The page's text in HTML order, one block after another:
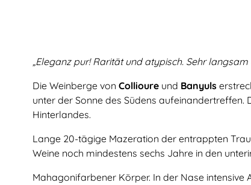
„Eleganz pur! Rarität und atypisch. Sehr
Die Weinberge von Collioure und Banyuls
unter der Sonne des Südens
Hinterlandes.
Lange 20-tägige Mazeration der entrappten
Weine noch mindestens sechs Jahre in den
Mahagonifarbener Körper. In der Nase intensive